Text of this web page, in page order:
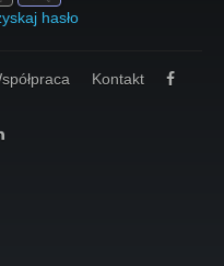
hasło
Kontakt